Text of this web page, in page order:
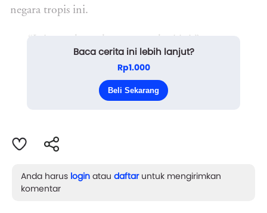
negara tropis ini.
Supervisorku sambil menunjukanku setumpuk
barang yang harus aku antar, “Usahakan hari ini
selesai karena besok...
Baca cerita ini lebih lanjut?
Rp1.000
Beli Sekarang
Anda harus login atau daftaruntuk mengirimkan
komentar